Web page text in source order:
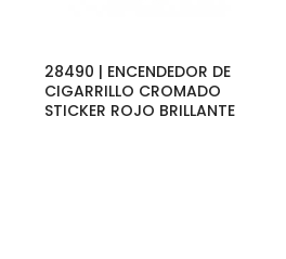
28490 | ENCENDEDOR DE
CIGARRILLO CROMADO
STICKER ROJO BRILLANTE